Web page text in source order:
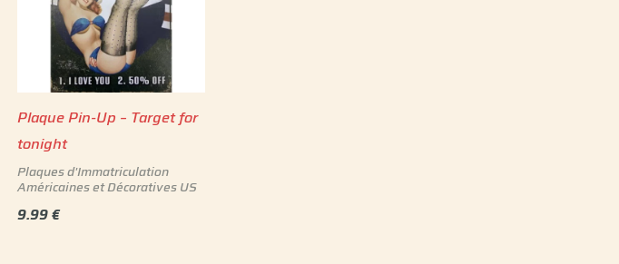
Plaque Pin-Up – Target for
tonight
Plaques d'Immatriculation
Américaines et Décoratives US
9.99€